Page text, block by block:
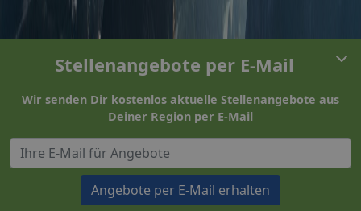
Stellenangebote per E-Mail
Wir senden Dir kostenlos aktuelle Stellenangebote aus
Deiner Region per E-Mail
Angebote per E-Mail erhalten